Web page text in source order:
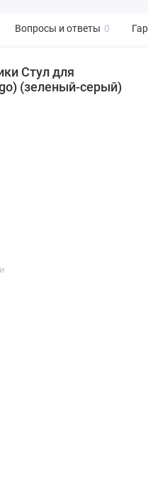
Вопросы и ответы 0
Стул для
(зеленый-серый)